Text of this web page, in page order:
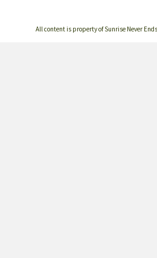
All content is property of Sunrise Never